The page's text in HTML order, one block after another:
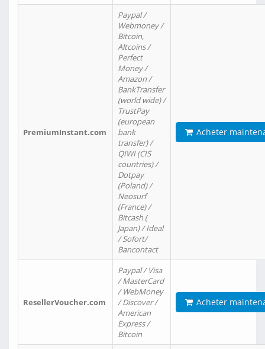
PremiumInstant.com
Paypal /
Webmoney /
Bitcoin,
Altcoins /
Perfect
Money /
Amazon /
BankTransfer
(world wide) /
TrustPay
(european
bank
transfer) /
QIWI (CIS
countries) /
Dotpay
(Poland) /
Neosurf
(France) /
Bitcash (
Japan) / Ideal
/ Sofort/
Bancontact
Acheter
ResellerVoucher.com
Paypal / Visa
/ MasterCard
/ WebMoney
/ Discover /
American
Express /
Bitcoin
Acheter